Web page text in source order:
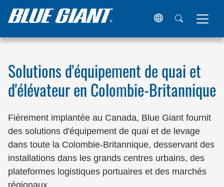
Maison Lieux Canada Colombie-Britannique
Solutions d'équipement de quai et
d'élévateur en Colombie-Britannique
Fièrement implantée au Canada, Blue Giant fournit
des solutions d'équipement de quai et de levage
dans toute la Colombie-Britannique, desservant des
installations dans les grands centres urbains, des
plateformes logistiques portuaires et des marchés
régionaux.